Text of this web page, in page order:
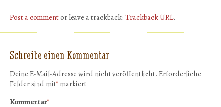
Post a commentor leave a trackback: Trackback URL.
Schreibe einen Kommentar
Deine E-Mail-Adresse wird nicht veröffentlicht. Erforderliche
Felder sind mit* markiert
Kommentar*